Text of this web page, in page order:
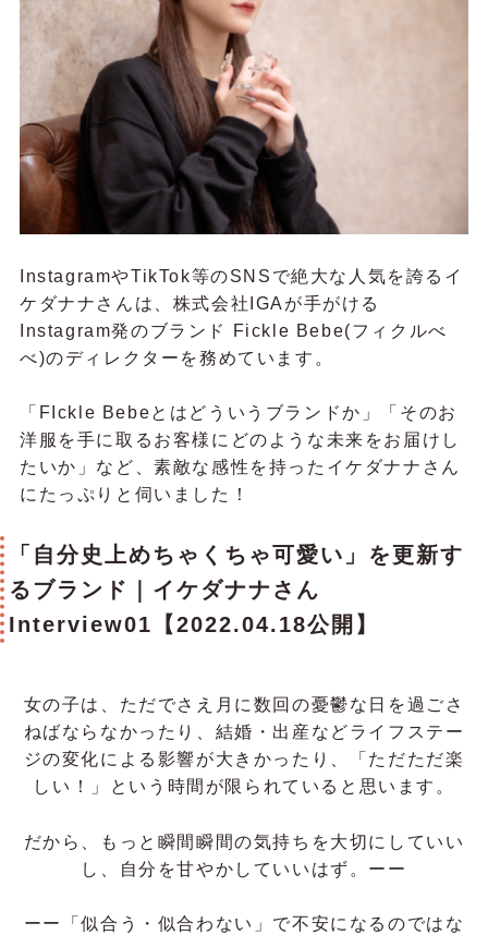
InstagramやTikTok等のSNSで絶大な人気を誇るイ
ケダナナさんは、株式会社IGAが手がける
Instagram発のブランド Fickle Bebe(フィクルべ
べ)のディレクターを務めています。
「FIckle Bebeとはどういうブランドか」「そのお
洋服を手に取るお客様にどのような未来をお届けし
たいか」など、素敵な感性を持ったイケダナナさん
にたっぷりと伺いました！
「自分史上めちゃくちゃ可愛い」を更新す
るブランド｜イケダナナさん
Interview01【2022.04.18公開】
女の子は、ただでさえ月に数回の憂鬱な日を過ごさ
ねばならなかったり、結婚・出産などライフステー
ジの変化による影響が大きかったり、「ただただ楽
しい！」という時間が限られていると思います。
だから、もっと瞬間瞬間の気持ちを大切にしていい
し、自分を甘やかしていいはず。ーー
ーー「似合う・似合わない」で不安になるのではな